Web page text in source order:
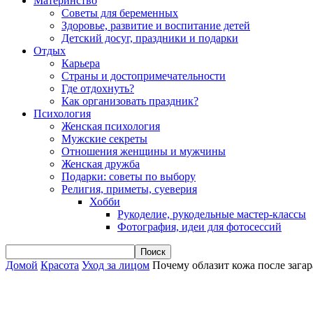
Советы для беременных
Здоровье, развитие и воспитание детей
Детский досуг, праздники и подарки
Отдых
Карьера
Страны и достопримечательности
Где отдохнуть?
Как организовать праздник?
Психология
Женская психология
Мужские секреты
Отношения женщины и мужчины
Женская дружба
Подарки: советы по выбору
Религия, приметы, суеверия
Хобби
Рукоделие, рукодельные мастер-классы
Фотография, идеи для фотосессий
Домой Красота Уход за лицом Почему облазит кожа после